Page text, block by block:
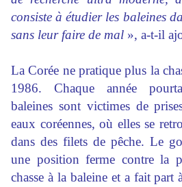
consiste à étudier les baleines
sans leur faire de mal », a-t-il
La Corée ne pratique plus la
1986. Chaque année
baleines sont victimes de
eaux coréennes, où elles se
dans des filets de pêche. Le
une position ferme contre la
chasse à la baleine et a fait